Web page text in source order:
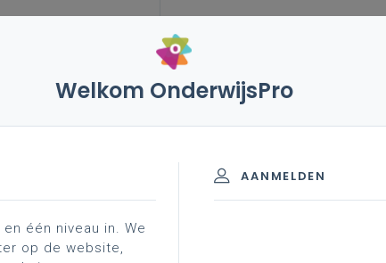
Welkom OnderwijsPro
AANMELDEN
één niveau in. We
op de website,